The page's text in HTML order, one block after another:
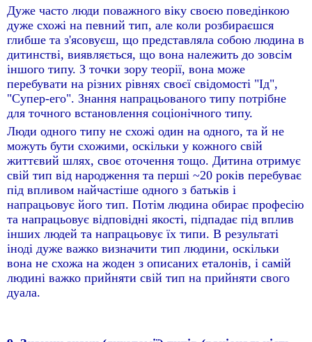
Дуже часто люди поважного віку своєю поведінкою
дуже схожі на певний тип, але коли розбираєшся
глибше та з'ясовуєш, що представляла собою людина в
дитинстві, виявляється, що вона належить до зовсім
іншого типу. З точки зору теорії, вона може
перебувати на різних рівнях своєї свідомості "Ід",
"Супер-его". Знання напрацьованого типу потрібне
для точного встановлення соціонічного типу.
Люди одного типу не схожі один на одного, та й не
можуть бути схожими, оскільки у кожного свій
життєвий шлях, своє оточення тощо. Дитина отримує
свій тип від народження та перші ~20 років перебуває
під впливом найчастіше одного з батьків і
напрацьовує його тип. Потім людина обирає професію
та напрацьовує відповідні якості, підпадає під вплив
інших людей та напрацьовує їх типи. В результаті
іноді дуже важко визначити тип людини, оскільки
вона не схожа на жоден з описаних еталонів, і самій
людині важко прийняти свій тип на прийняти свого
дуала.